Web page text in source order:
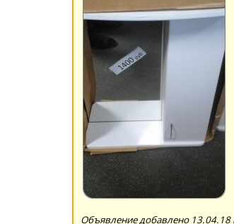
Объявление добавлено 13.04.18